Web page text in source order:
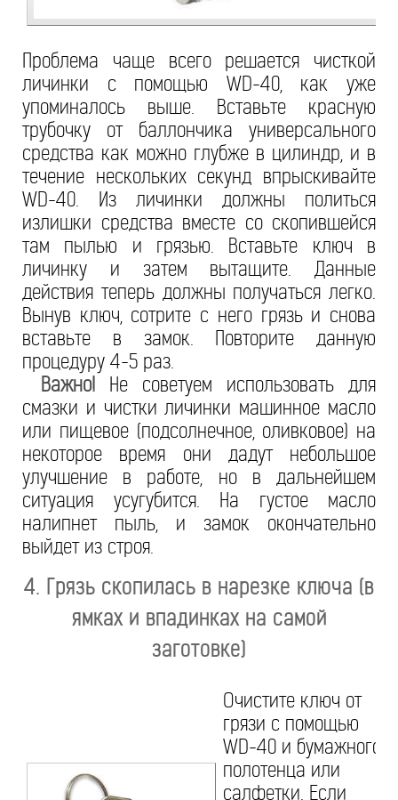
Проблема чаще всего решается чисткой
личинки с помощью WD-40, как уже
упоминалось выше. Вставьте красную
трубочку от баллончика универсального
средства как можно глубже в цилиндр, и в
течение нескольких секунд впрыскивайте
WD-40. Из личинки должны политься
излишки средства вместе со скопившейся
там пылью и грязью. Вставьте ключ в
личинку и затем вытащите. Данные
действия теперь должны получаться легко.
Вынув ключ, сотрите с него грязь и снова
вставьте в замок. Повторите данную
процедуру 4-5 раз.
Важно! Не советуем использовать для
смазки и чистки личинки машинное масло
или пищевое (подсолнечное, оливковое) на
некоторое время они дадут небольшое
улучшение в работе, но в дальнейшем
ситуация усугубится. На густое масло
налипнет пыль, и замок окончательно
выйдет из строя.
4. Грязь скопилась в нарезке ключа (в
ямках и впадинках на самой
заготовке)
Очистите ключ от
грязи с помощью
WD-40 и бумажного
полотенца или
салфетки. Если